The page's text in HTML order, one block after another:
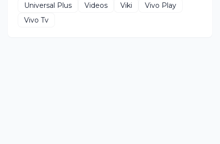
Universal Plus
Videos Viki
Vivo Play
Vivo Tv